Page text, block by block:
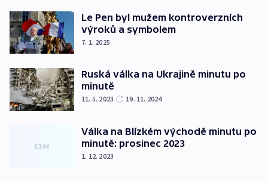
Le Pen byl mužem kontroverzních
výroků a symbolem
7. 1. 2025
Ruská válka na Ukrajině minutu po
minutě
11. 5. 2023 19. 11. 2024
Válka na Blízkém východě minutu po
minutě: prosinec 2023
1. 12. 2023